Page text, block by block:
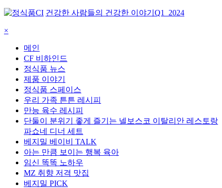
건강한 사람들의 건강한 이야기 Q1_2024
×
메인
CF 비하인드
정식품 뉴스
제품 이야기
정식품 스페이스
우리 가족 튼튼 레시피
만능 육수 레시피
단둘이 분위기 좋게 즐기는 넬보스코 이탈리안 레스토랑
파쇼네 디너 세트
베지밀 베이비 TALK
아는 만큼 보이는 행복 육아
임신 똑똑 노하우
MZ 취향 저격 맛집
베지밀 PICK